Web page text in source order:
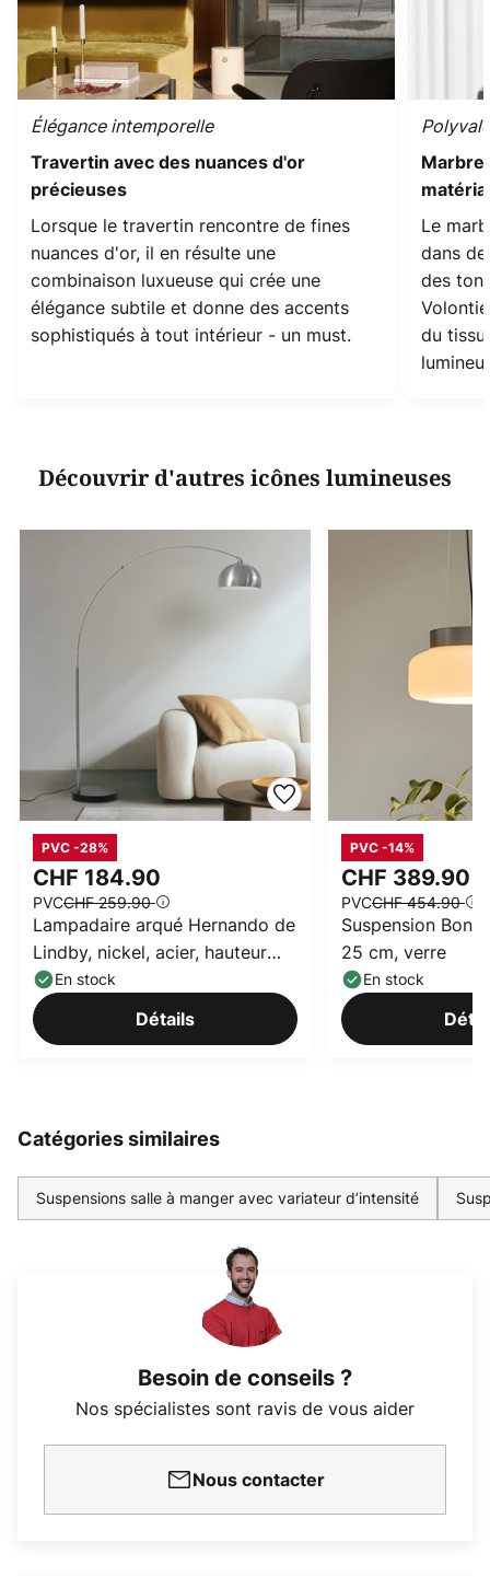
Élégance intemporelle
Travertin avec des nuances d'or
précieuses
Lorsque le travertin rencontre de fines
nuances d'or, il en résulte une
combinaison luxueuse qui crée une
élégance subtile et donne des accents
sophistiqués à tout intérieur - un must.
Marbre
Le
dans
des
du
Découvrir d'autres icônes lumineuses
CHF 184.90
PVCCHF 259.90
PVC -28%
Lampadaire arqué Hernando de
Lindby, nickel, acier, hauteur
188 cm
En stock
Détails
CHF 389.90
PVCCHF 454.90
PVC -14%
Suspension
25 cm, verre
En stock
Catégories similaires
Suspensions salle à manger avec variateur d’intensité
Besoin de conseils ?
Nos spécialistes sont ravis de vous aider
Nous contacter